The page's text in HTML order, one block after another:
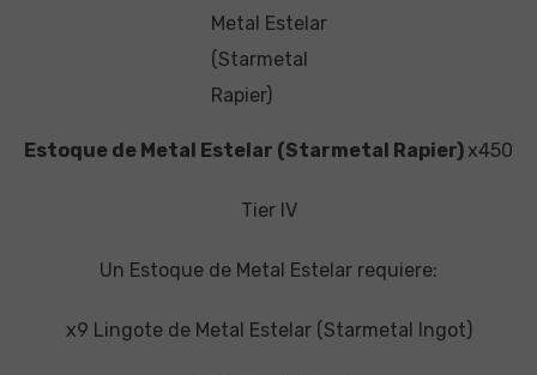
Metal Estelar
(Starmetal
Rapier)
Estoque de Metal Estelar (Starmetal Rapier) x450
Tier IV
Un Estoque de Metal Estelar requiere:
x9 Lingote de Metal Estelar (Starmetal Ingot)